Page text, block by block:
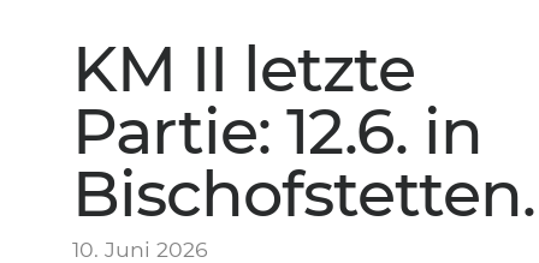
KM II letzte
Partie: 12.6. in
Bischofstetten.
10. Juni 2026